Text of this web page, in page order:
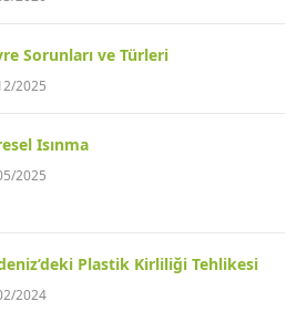
Sorunları ve Türleri
2025
Isınma
2025
Plastik Kirliliği Tehlikesi
2024